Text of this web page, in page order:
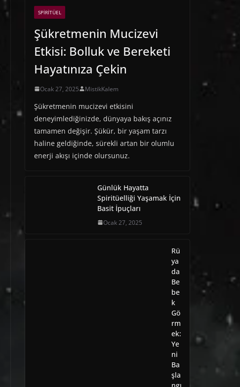
SPIRITÜEL
Şükretmenin Mucizevi
Etkisi: Bolluk ve Bereketi
Hayatınıza Çekin
Ocak 27, 2025 MistikKalem
Şükretmenin mucizevi etkisini
deneyimlediğinizde, dünyaya bakış açınız
tamamen değişir. Şükür, bir yaşam tarzı
haline geldiğinde, sürekli artan bir olumlu
enerji akışı içinde olursunuz.
Günlük Hayatta
Spiritüelliği Yaşamak İçin
Basit İpuçları
Ocak 27, 2025
Rü
ya
da
Be
be
k
Gö
rm
ek:
Ye
ni
Ba
şla